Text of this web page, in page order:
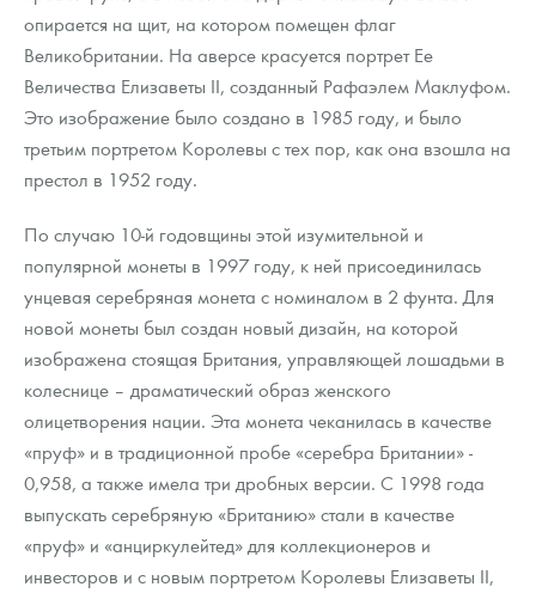
опирается на щит, на котором помещен флаг
Великобритании. На аверсе красуется портрет Ее
Величества Елизаветы II, созданный Рафаэлем Маклуфом.
Это изображение было создано в 1985 году, и было
третьим портретом Королевы с тех пор, как она взошла на
престол в 1952 году.
По случаю 10-й годовщины этой изумительной и
популярной монеты в 1997 году, к ней присоединилась
унцевая серебряная монета с номиналом в 2 фунта. Для
новой монеты был создан новый дизайн, на которой
изображена стоящая Британия, управляющей лошадьми в
колеснице – драматический образ женского
олицетворения нации. Эта монета чеканилась в качестве
«пруф» и в традиционной пробе «серебра Британии» -
0,958, а также имела три дробных версии. С 1998 года
выпускать серебряную «Британию» стали в качестве
«пруф» и «анциркулейтед» для коллекционеров и
инвесторов и с новым портретом Королевы Елизаветы II,